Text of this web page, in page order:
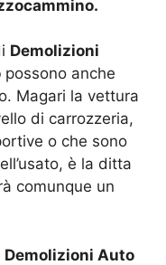
Demolizioni
possono anche
Magari la vettura
di carrozzeria,
o che sono
è la ditta
comunque un
Demolizioni Auto